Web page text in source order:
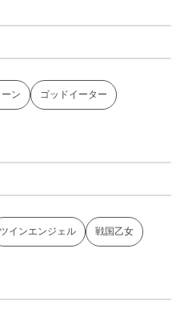
ン ゴッドイーター
ツインエンジェル 戦国乙女